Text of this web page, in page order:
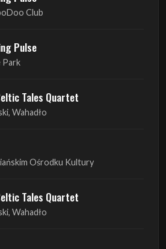
Tales Quartet
Wahadło
Ośrodku Kultury
Tales Quartet
Wahadło